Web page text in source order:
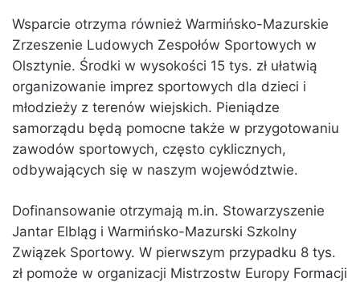
Wsparcie otrzyma również Warmińsko-Mazurskie
Zrzeszenie Ludowych Zespołów Sportowych w
Olsztynie. Środki w wysokości 15 tys. zł ułatwią
organizowanie imprez sportowych dla dzieci i
młodzieży z terenów wiejskich. Pieniądze
samorządu będą pomocne także w przygotowaniu
zawodów sportowych, często cyklicznych,
odbywających się w naszym województwie.
Dofinansowanie otrzymają m.in. Stowarzyszenie
Jantar Elbląg i Warmińsko-Mazurski Szkolny
Związek Sportowy. W pierwszym przypadku 8 tys.
zł pomoże w organizacji Mistrzostw Europy Formacji